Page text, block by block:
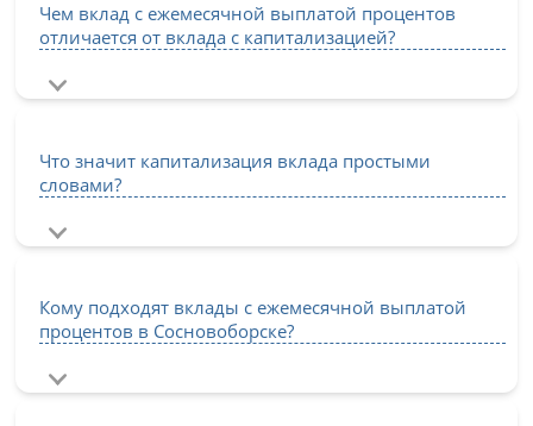
Чем вклад с ежемесячной выплатой процентов
отличается от вклада с капитализацией?
Что значит капитализация вклада простыми
словами?
Кому подходят вклады с ежемесячной выплатой
процентов в Сосновоборске?